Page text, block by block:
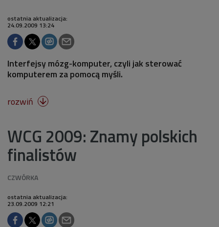
ostatnia aktualizacja:
24.09.2009 13:24
Interfejsy mózg-komputer, czyli jak sterować
komputerem za pomocą myśli.
rozwiń 
WCG 2009: Znamy polskich
finalistów
ostatnia aktualizacja:
23.09.2009 12:21